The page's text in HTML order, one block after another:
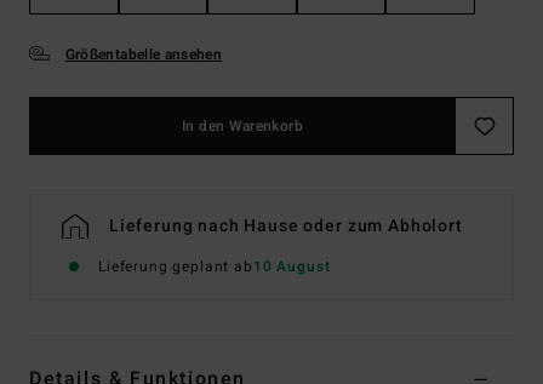
Größentabelle ansehen
In den Warenkorb
Lieferung nach Hause oder zum Abholort
Lieferung geplant ab10 August